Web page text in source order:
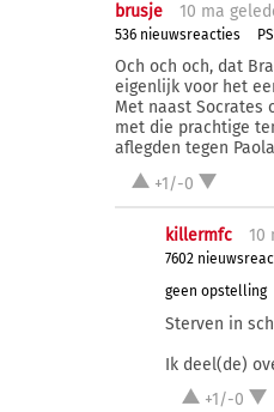
brusje 10 ma
536 nieuwsreacties
Och och och, dat
eigenlijk voor het
Met naast Socrates
met die prachtige
aflegden tegen
+1/-0
killermfc 10
7602
geen opstelling
Sterven in
Ik deel(de)
+1/-0